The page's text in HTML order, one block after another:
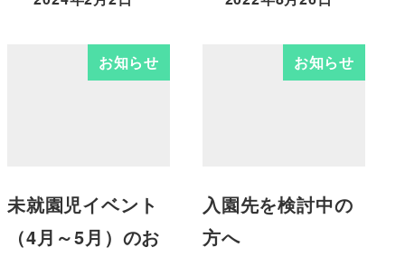
お知らせ
未就園児イベント
（4月～5月）のお
お知らせ
入園先を検討中の
方へ